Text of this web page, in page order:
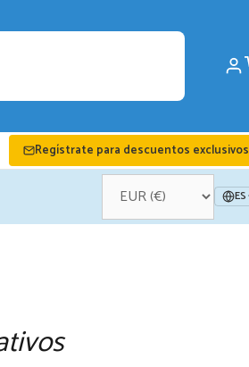
Regístrate para descuentos exclusivos
ES